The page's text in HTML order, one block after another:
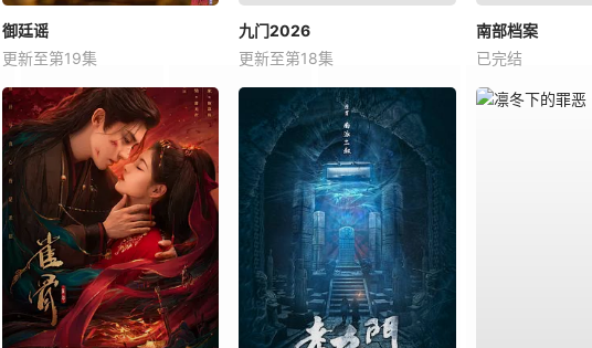
御廷谣
更新至第19集
九门2026
更新至第18集
南部档案
已完结